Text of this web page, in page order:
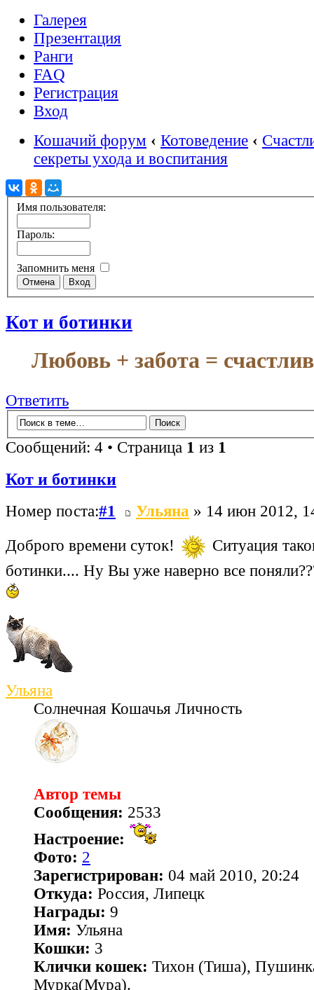
Галерея
Презентация
Ранги
FAQ
Регистрация
Вход
Кошачий форум ‹ Котоведение ‹
секреты ухода и воспитания
Имя пользователя:
Пароль:
Запомнить меня
Кот и ботинки
Любовь + забота =
Ответить
Сообщений: 4 • Страница 1 из 1
Кот и ботинки
Номер поста:#1 Ульяна » 14 июн 2012,
Доброго времени суток!
Ситуация
ботинки.... Ну Вы уже наверно все
Ульяна
Солнечная Кошачья Личность
Автор темы
Сообщения: 2533
Настроение:
Фото: 2
Зарегистрирован: 04 май 2010, 20:24
Откуда: Россия, Липецк
Награды: 9
Имя: Ульяна
Кошки: 3
Клички кошек: Тихон (Тиша),
Мурка(Мура).